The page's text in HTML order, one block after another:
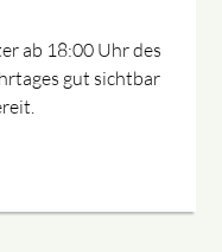
ab 18:00 Uhr des
gut sichtbar